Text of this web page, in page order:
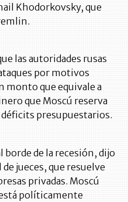
Khodorkovsky, que
las autoridades rusas
por motivos
monto que equivale a
que Moscú reserva
presupuestarios.
borde de la recesión, dijo
jueces, que resuelve
privadas. Moscú
políticamente